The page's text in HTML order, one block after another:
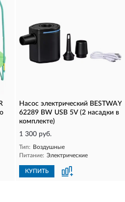
Насос электрический BESTWAY
62289 BW USB 5V (2 насадки в
комплекте)
1 300 руб.
Тип: Воздушные
Питание: Электрические
КУПИТЬ